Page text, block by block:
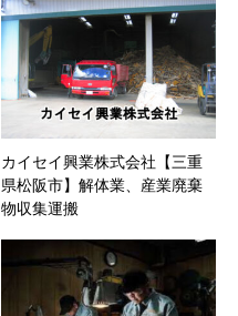
カイセイ興業株式会社【三重
県松阪市】解体業、産業廃棄
物収集運搬